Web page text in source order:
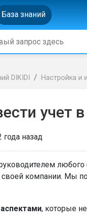
База знаний
DIKIDI Настройка и
учет
года назад
любого
компании. Мы
, которые